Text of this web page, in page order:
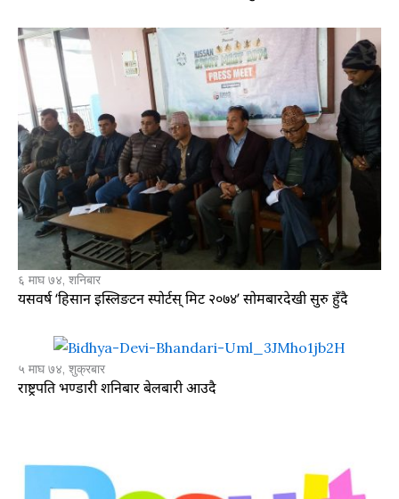
६ माघ ७४, शनिबार
यसवर्ष ‘हिसान इस्लिङटन स्पोर्टस् मिट २०७४’ सोमबारदेखी सुरु हुँदै
५ माघ ७४, शुक्रबार
राष्ट्रपति भण्डारी शनिबार बेलबारी आउदै